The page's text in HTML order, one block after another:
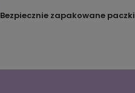
Bezpiecznie zapakowane paczki